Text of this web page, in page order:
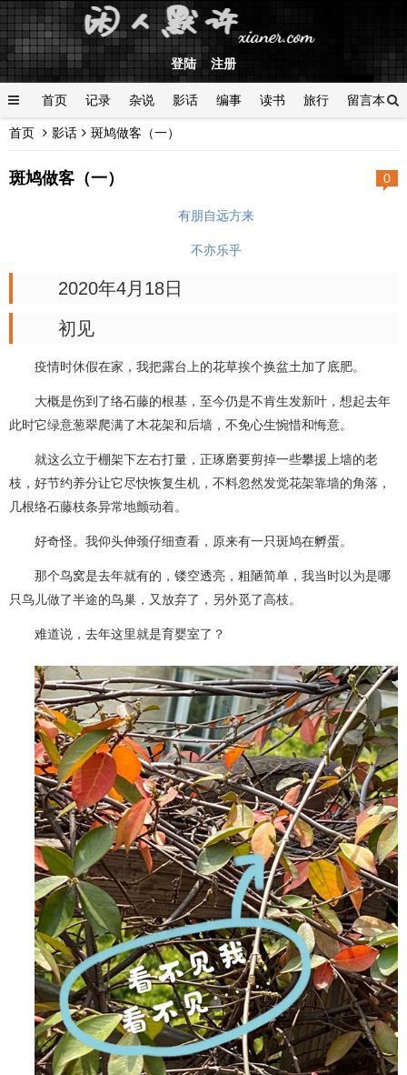
登陆 注册
首页 记录 杂说 影话 编事 读书 旅行 留言本
登陆
首页 影话 斑鸠做客（一）
0
斑鸠做客（一）
有朋自远方来
不亦乐乎
2020年4月18日
初见
疫情时休假在家，我把露台上的花草挨个换盆土加了底肥。
大概是伤到了络石藤的根基，至今仍是不肯生发新叶，想起去年
此时它绿意葱翠爬满了木花架和后墙，不免心生惋惜和悔意。
就这么立于棚架下左右打量，正琢磨要剪掉一些攀援上墙的老
枝，好节约养分让它尽快恢复生机，不料忽然发觉花架靠墙的角落，
几根络石藤枝条异常地颤动着。
好奇怪。我仰头伸颈仔细查看，原来有一只斑鸠在孵蛋。
那个鸟窝是去年就有的，镂空透亮，粗陋简单，我当时以为是哪
只鸟儿做了半途的鸟巢，又放弃了，另外觅了高枝。
难道说，去年这里就是育婴室了？